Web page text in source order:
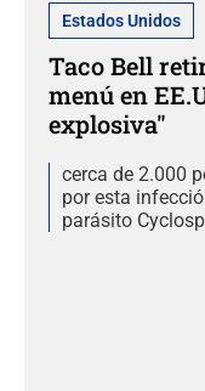
Estados Unidos
Taco Bell
menú en
explosiva"
cerca de 2.000
por esta
parásito